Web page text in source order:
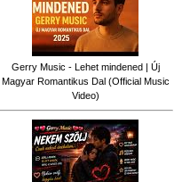
Gerry Music - Lehet mindened | Új
Magyar Romantikus Dal (Official Music
Video)